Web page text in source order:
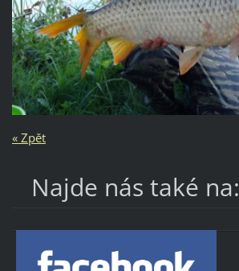
« Zpět
Najde nás také na: